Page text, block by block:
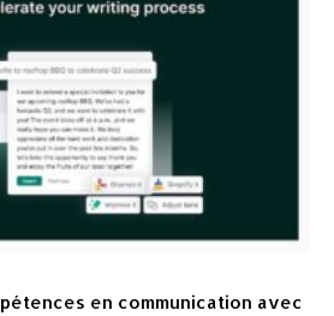
en communication avec